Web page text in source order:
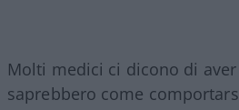
Molti medici ci dicono di
saprebbero come